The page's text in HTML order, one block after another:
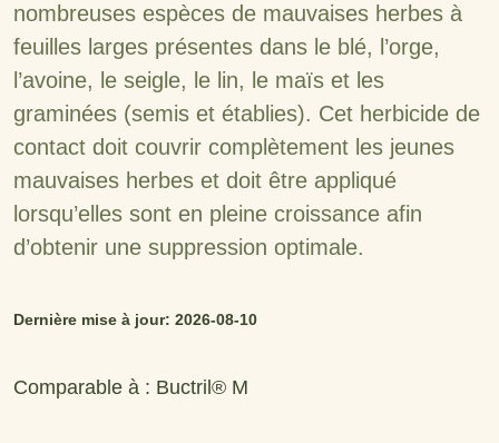
nombreuses espèces de mauvaises herbes à
feuilles larges présentes dans le blé, l’orge,
l’avoine, le seigle, le lin, le maïs et les
graminées (semis et établies). Cet herbicide de
contact doit couvrir complètement les jeunes
mauvaises herbes et doit être appliqué
lorsqu’elles sont en pleine croissance afin
d’obtenir une suppression optimale.
Dernière mise à jour: 2026-08-10
Comparable à : Buctril® M